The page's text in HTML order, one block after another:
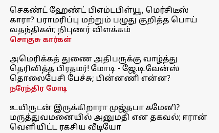
செகண்ட் ஹேண்ட் பிஎம்டபிள்யூ, மெர்சிடீஸ்
காரா? பராமரிப்பு மற்றும் பழுது குறித்த பொய்
வதந்திகள்; நிபுணர் விளக்கம்
சொகுசு கார்கள்
அமெரிக்கத் துணை அதிபருக்கு வாழ்த்து
தெரிவித்த பிரதமர்! மோடி - ஜே.டி.வேன்ஸ்
தொலைபேசி பேச்சு; பின்னணி என்ன?
நரேந்திர மோடி
உயிருடன் இருக்கிறாரா முஜ்தபா கமேனி?
மருத்துவமனையில் அனுமதி என தகவல்; ஈரான்
வெளியிட்ட ரகசிய வீடியோ